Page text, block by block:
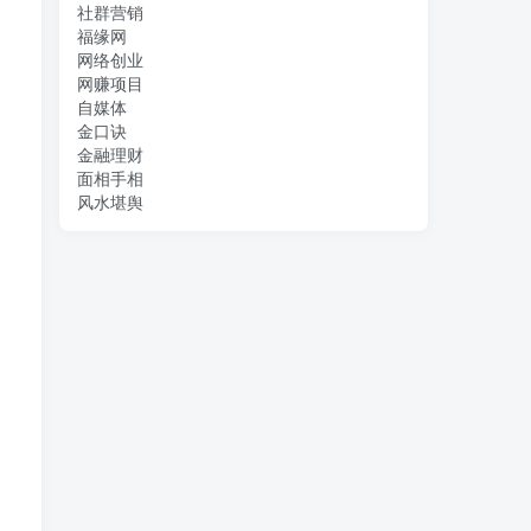
社群营销
福缘网
网络创业
网赚项目
自媒体
金口诀
金融理财
面相手相
风水堪舆